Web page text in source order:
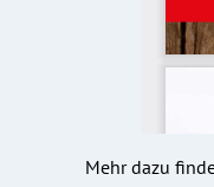
Mehr dazu